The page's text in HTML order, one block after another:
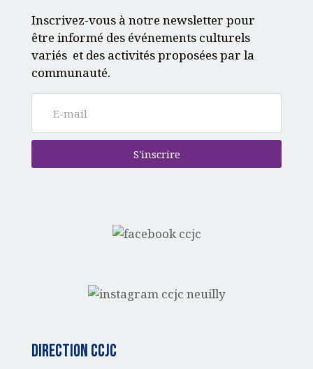
Inscrivez-vous à notre newsletter pour
être informé des événements culturels
variés et des activités proposées par la
communauté.
S'inscrire
Direction CCJC